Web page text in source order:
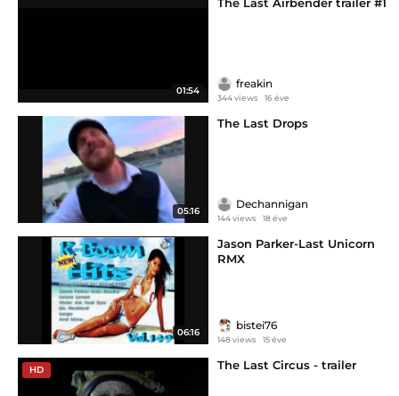
01:54
freakin
344 views 16 éve
05:16
The Last Drops
Dechannigan
144 views 18 éve
06:16
Jason Parker-Last Unicorn
RMX
bistei76
148 views 15 éve
HD The Last Circus - trailer